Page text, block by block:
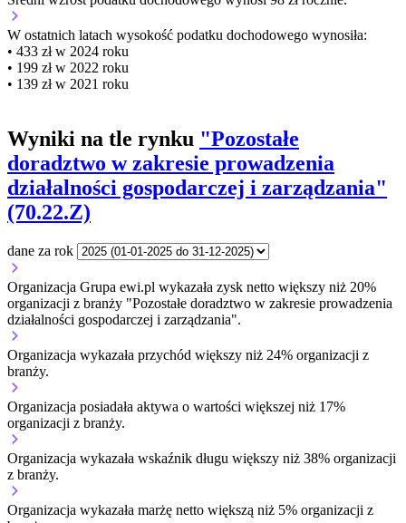
W ostatnich latach wysokość podatku dochodowego wynosiła:
• 433 zł w 2024 roku
• 199 zł w 2022 roku
• 139 zł w 2021 roku
Wyniki na tle rynku "Pozostałe
doradztwo w zakresie prowadzenia
działalności gospodarczej i zarządzania"
(70.22.Z)
dane za rok
Organizacja Grupa ewi.pl wykazała zysk netto większy niż 20%
organizacji z branży "Pozostałe doradztwo w zakresie prowadzenia
działalności gospodarczej i zarządzania".
Organizacja wykazała przychód większy niż 24% organizacji z
branży.
Organizacja posiadała aktywa o wartości większej niż 17%
organizacji z branży.
Organizacja wykazała wskaźnik długu większy niż 38% organizacji
z branży.
Organizacja wykazała marżę netto większą niż 5% organizacji z